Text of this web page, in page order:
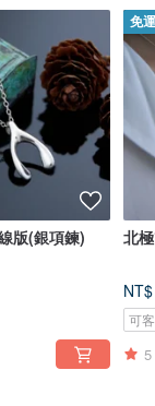
版(銀項鍊)
免
北
可
5